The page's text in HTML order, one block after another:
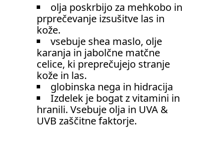
olja poskrbijo za mehkobo in
prprečevanje izsušitve las in
kože.
vsebuje shea maslo, olje
karanja in jabolčne matčne
celice, ki preprečujejo stranje
kože in las.
globinska nega in hidracija
Izdelek je bogat z vitamini in
hranili. Vsebuje olja in UVA &
UVB zaščitne faktorje.